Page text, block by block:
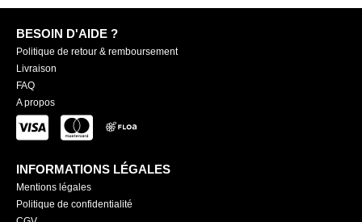
BESOIN D'AIDE ?
Politique de retour & remboursement
Livraison
FAQ
A propos
INFORMATIONS LÉGALES
Mentions légales
Politique de confidentialité